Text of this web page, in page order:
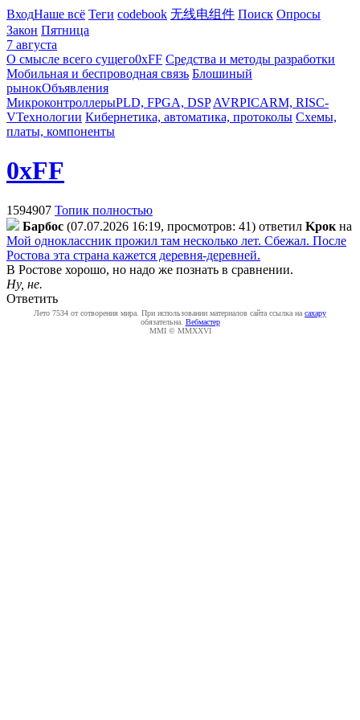
ВходНаше всё Теги codebook 无线电组件 Поиск Опросы
Закон Пятница
7 августа
О смысле всего сущего0xFF Средства и методы разработки
Мобильная и беспроводная связь Блошиный
рынокОбъявления
МикроконтроллерыPLD, FPGA, DSP AVRPICARM, RISC-
VТехнологии Кибернетика, автоматика, протоколы Схемы,
платы, компоненты
0xFF
1594907 Топик полностью
Бapбoc (07.07.2026 16:19, просмотров: 41) ответил Kpoк на
Мой одноклассник прожил там несколько лет. Сбежал. После
Ростова эта страна кажется деревня-деревней.
В Ростове хорошо, но надо же познать в сравнении.
Ну, не.
Ответить
Лето 7534 от сотворения мира. При использовании материалов сайта ссылка на caxapу
обязательна. Вебмастер
MMI © MMXXVI